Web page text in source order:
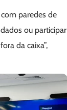
paredes de
ou participar
da caixa”,